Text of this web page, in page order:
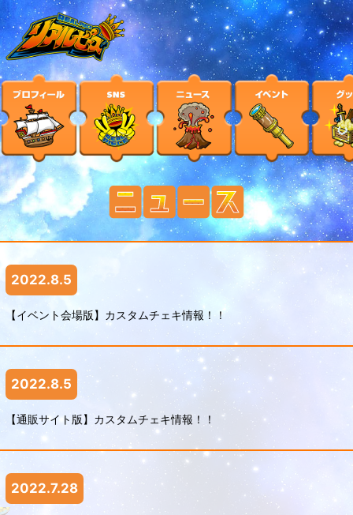
2022.8.5
【イベント会場版】カスタムチェキ情報！！
2022.8.5
【通販サイト版】カスタムチェキ情報！！
2022.7.28